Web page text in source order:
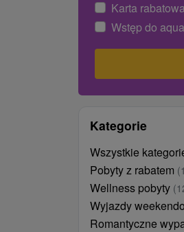
Karta
Wstęp do
Kategorie
Wszystkie
Pobyty z rabatem
Wellness pobyty
Wyjazdy
Romantyczne